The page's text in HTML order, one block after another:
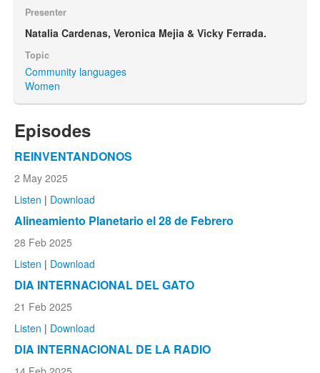
Presenter
Natalia Cardenas, Veronica Mejia & Vicky Ferrada.
Topic
Community languages
Women
Episodes
REINVENTANDONOS
2 May 2025
Listen | Download
Alineamiento Planetario el 28 de Febrero
28 Feb 2025
Listen | Download
DIA INTERNACIONAL DEL GATO
21 Feb 2025
Listen | Download
DIA INTERNACIONAL DE LA RADIO